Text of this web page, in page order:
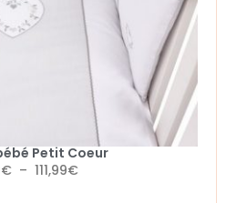
Petit Coeur
€ – 111,99€